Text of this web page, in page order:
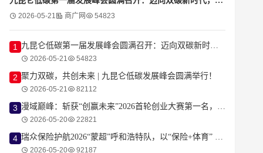
2026-05-21 商广网 54823
1
2026-05-21 54823
2 聚力双碳，共创未来 | 九昆仑低碳发展峰会圆满举行！
2026-05-21 82112
3
2026-05-20 22821
4
2026-05-20 92187